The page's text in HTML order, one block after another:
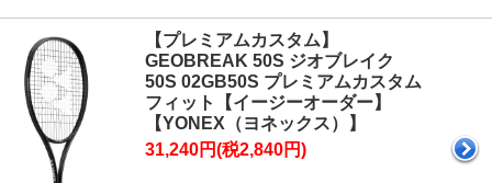
【プレミアムカスタム】
GEOBREAK 50S ジオブレイク
50S 02GB50S プレミアムカスタム
フィット【イージーオーダー】
【YONEX（ヨネックス）】
31,240円(税2,840円)